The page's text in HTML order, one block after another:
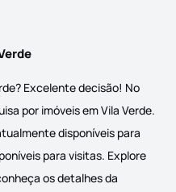
Excelente decisão! No
por imóveis em Vila Verde.
disponíveis para
para visitas. Explore
os detalhes da